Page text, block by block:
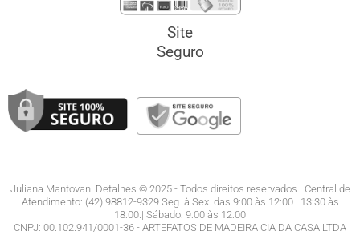
Site
Seguro
Juliana Mantovani Detalhes © 2025 - Todos direitos reservados.. Central de
Atendimento: (42) 98812-9329 Seg. à Sex. das 9:00 às 12:00 | 13:30 às
18:00.| Sábado: 9:00 às 12:00
CNPJ: 00.102.941/0001-36 - ARTEFATOS DE MADEIRA CIA DA CASA LTDA